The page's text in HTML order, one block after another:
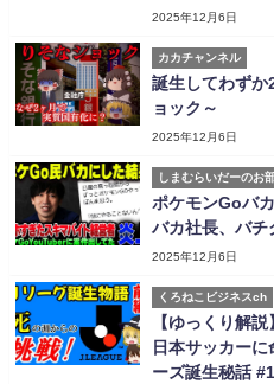
2025年12月6日
カカチャンネル
誕生してわずか
ョック～
2025年12月6日
しまむらいだーのお
ポケモンGoバ
バカ社長、バチ
2025年12月6日
くろねこビジネスch
【ゆっくり解
日本サッカー
ーズ誕生秘話 #1